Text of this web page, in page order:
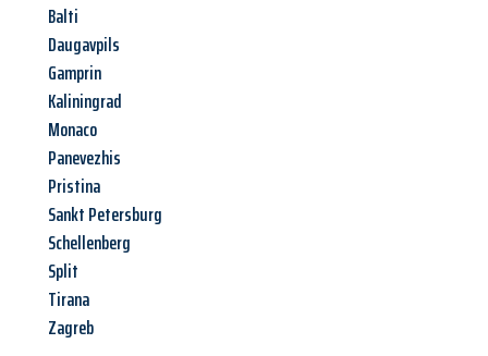
Balti
Daugavpils
Gamprin
Kaliningrad
Monaco
Panevezhis
Pristina
Sankt Petersburg
Schellenberg
Split
Tirana
Zagreb